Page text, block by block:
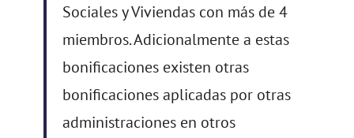
Sociales y Viviendas con más de 4
miembros. Adicionalmente a estas
bonificaciones existen otras
bonificaciones aplicadas por otras
administraciones en otros